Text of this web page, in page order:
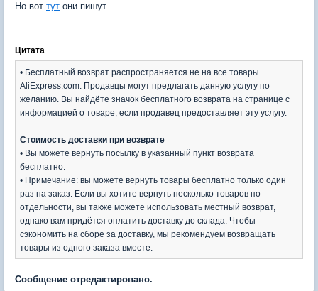
Но вот тут они пишут
Цитата
• Бесплатный возврат распространяется не на все товары
AliExpress.com. Продавцы могут предлагать данную услугу по
желанию. Вы найдёте значок бесплатного возврата на странице с
информацией о товаре, если продавец предоставляет эту услугу.
Стоимость доставки при возврате
• Вы можете вернуть посылку в указанный пункт возврата
бесплатно.
• Примечание: вы можете вернуть товары бесплатно только один
раз на заказ. Если вы хотите вернуть несколько товаров по
отдельности, вы также можете использовать местный возврат,
однако вам придётся оплатить доставку до склада. Чтобы
сэкономить на сборе за доставку, мы рекомендуем возвращать
товары из одного заказа вместе.
Сообщение отредактировано.